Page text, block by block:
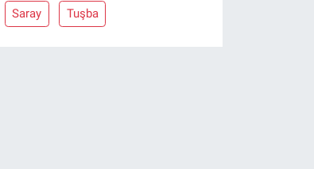
Saray Tuşba